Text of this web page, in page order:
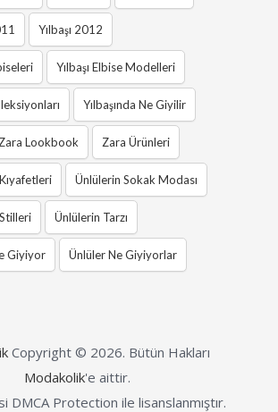
Yılbaşı 2012
Yılbaşı Elbise Modelleri
Yılbaşında Ne Giyilir
Zara Lookbook Zara Ürünleri
Ünlülerin Sokak Modası
Ünlülerin Tarzı
Giyiyor Ünlüler Ne Giyiyorlar
Copyright © 2026. Bütün Hakları
Modakolik'e aittir.
DMCA Protection ile lisanslanmıştır.